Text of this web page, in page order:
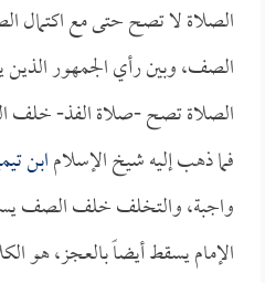
الصلاة لا تصح حتى مع اكتمال
الصف، وبين رأي الجمهور
الصلاة تصح -صلاة الفذ- خلف
فما ذهب إليه شيخ الإسلامابن
واجبة، والتخلف خلف الصف
الإمام يسقط أيضاً بالعجز، هو